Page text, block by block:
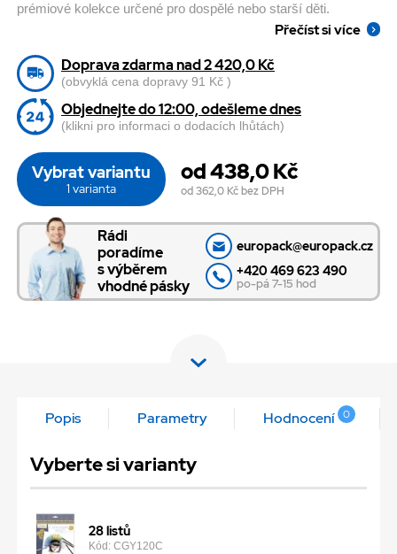
prémiové kolekce určené pro dospělé nebo starší děti.
Přečíst si více
Doprava zdarma nad 2 420,0 Kč
(obvyklá cena dopravy 91 Kč )
Objednejte do 12:00, odešleme dnes
(klikni pro informaci o dodacích lhůtách)
Vybrat variantu
1 varianta
od 438,0 Kč
od 362,0 Kčbez DPH
Rádi
poradíme
s výběrem
vhodné pásky
europack@europack.cz
+420 469 623 490
po-pá 7-15 hod
Popis Parametry Hodnocení 0
Vyberte si varianty
28 listů
Kód: CGY120C